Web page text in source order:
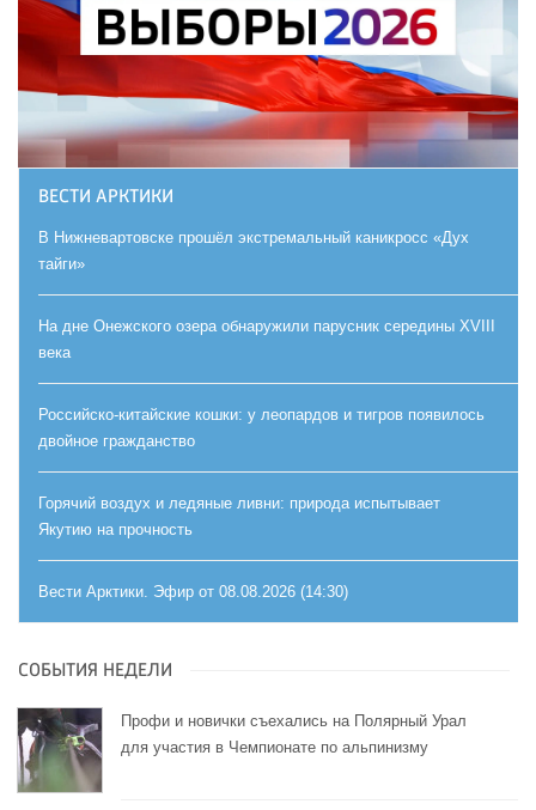
ВЕСТИ АРКТИКИ
В Нижневартовске прошёл экстремальный каникросс «Дух
тайги»
На дне Онежского озера обнаружили парусник середины XVIII
века
Российско-китайские кошки: у леопардов и тигров появилось
двойное гражданство
Горячий воздух и ледяные ливни: природа испытывает
Якутию на прочность
Вести Арктики. Эфир от 08.08.2026 (14:30)
СОБЫТИЯ НЕДЕЛИ
Профи и новички съехались на Полярный Урал
для участия в Чемпионате по альпинизму